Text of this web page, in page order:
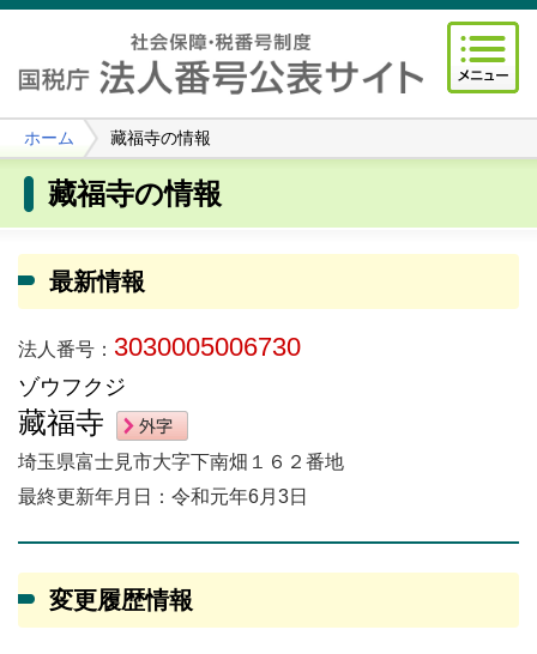
ホーム 藏福寺の情報
藏福寺の情報
最新情報
法人番号： 3030005006730
ゾウフクジ
藏福寺
埼玉県富士見市大字下南畑１６２番地
最終更新年月日：令和元年6月3日
変更履歴情報